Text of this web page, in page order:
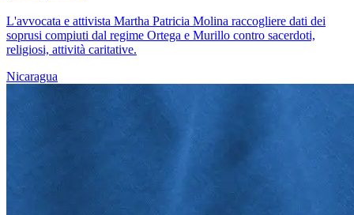
L'avvocata e attivista Martha Patricia Molina raccogliere dati dei
soprusi compiuti dal regime Ortega e Murillo contro sacerdoti,
religiosi, attività caritative.
Nicaragua